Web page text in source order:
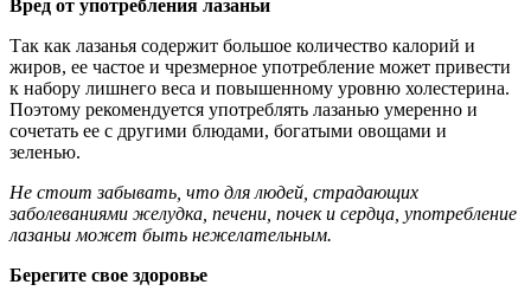
Вред от употребления лазаньи
Так как лазанья содержит большое количество калорий и
жиров, ее частое и чрезмерное употребление может привести
к набору лишнего веса и повышенному уровню холестерина.
Поэтому рекомендуется употреблять лазанью умеренно и
сочетать ее с другими блюдами, богатыми овощами и
зеленью.
Не стоит забывать, что для людей, страдающих
заболеваниями желудка, печени, почек и сердца, употребление
лазаньи может быть нежелательным.
Берегите свое здоровье